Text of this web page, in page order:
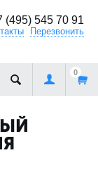
(495) 545 70 91
Перезвонить
0